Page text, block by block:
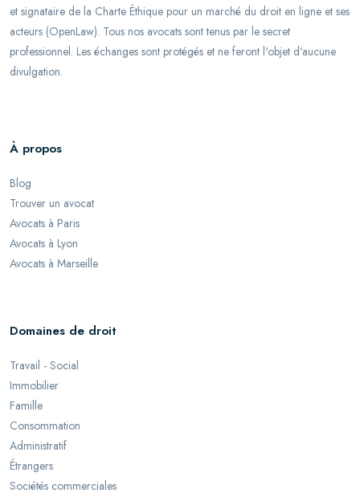
et signataire de la Charte Éthique pour un marché du droit en ligne et ses
acteurs (OpenLaw). Tous nos avocats sont tenus par le secret
professionnel. Les échanges sont protégés et ne feront l'objet d'aucune
divulgation.
À propos
Blog
Trouver un avocat
Avocats à Paris
Avocats à Lyon
Avocats à Marseille
Domaines de droit
Travail - Social
Immobilier
Famille
Consommation
Administratif
Étrangers
Sociétés commerciales